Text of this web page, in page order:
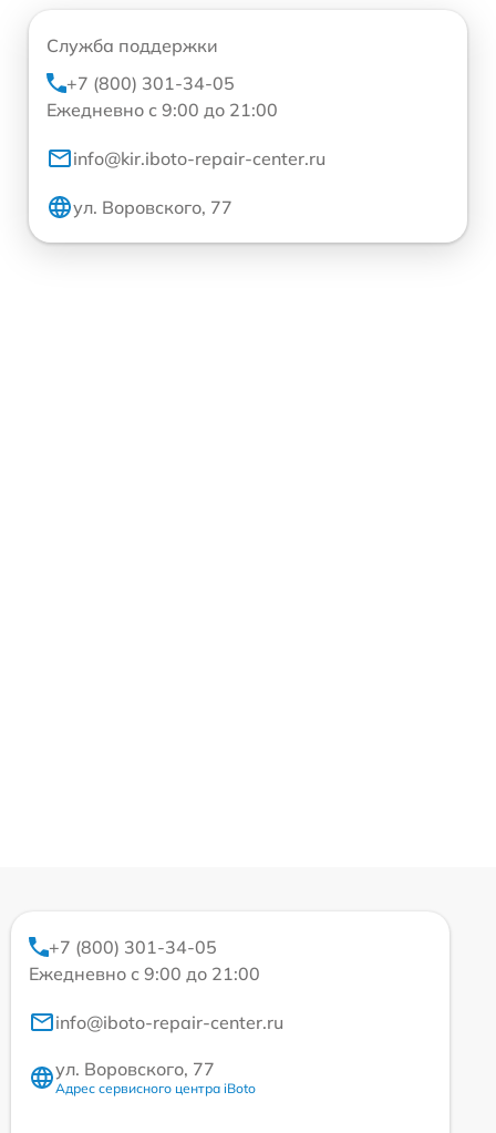
Служба поддержки
+7 (800) 301-34-05
Ежедневно с 9:00 до 21:00
info@kir.iboto-repair-center.ru
ул. Воровского, 77
+7 (800) 301-34-05
Ежедневно с 9:00 до 21:00
info@iboto-repair-center.ru
ул. Воровского, 77
Адрес сервисного центра iBoto